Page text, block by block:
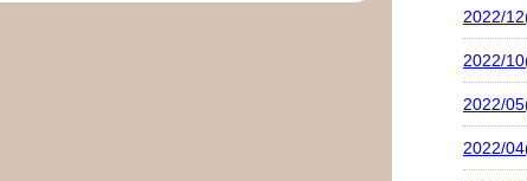
2022/
2022/
2022/
2022/